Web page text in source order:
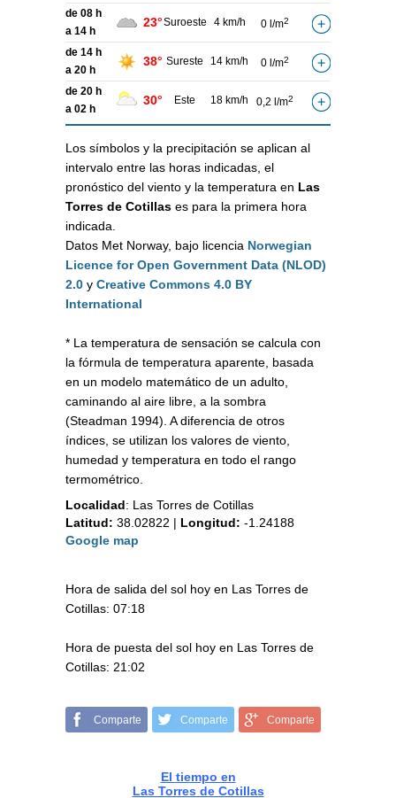
de 08 h
a 14 h
23°Suroeste 4 km/h 0 l/m2
de 14 h
a 20 h
38° Sureste 14 km/h 0 l/m2
de 20 h
a 02 h
30° Este 18 km/h 0,2 l/m2
Los símbolos y la precipitación se aplican al
intervalo entre las horas indicadas, el
pronóstico del viento y la temperatura en Las
Torres de Cotillas es para la primera hora
indicada.
Datos Met Norway, bajo licencia Norwegian
Licence for Open Government Data (NLOD)
2.0 y Creative Commons 4.0 BY
International
* La temperatura de sensación se calcula con
la fórmula de temperatura aparente, basada
en un modelo matemático de un adulto,
caminando al aire libre, a la sombra
(Steadman 1994). A diferencia de otros
índices, se utilizan los valores de viento,
humedad y temperatura en todo el rango
termométrico.
Localidad: Las Torres de Cotillas
Latitud: 38.02822 | Longitud: -1.24188
Google map
Hora de salida del sol hoy en Las Torres de
Cotillas: 07:18
Hora de puesta del sol hoy en Las Torres de
Cotillas: 21:02
Comparte Comparte Comparte
El tiempo en
Las Torres de Cotillas